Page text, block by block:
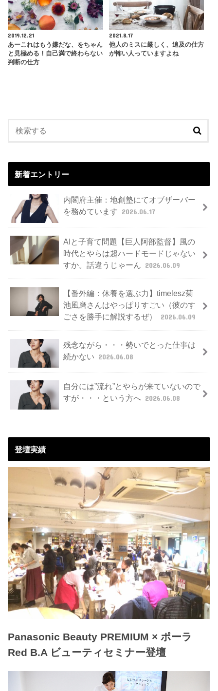
2019.12.21
あーこれはもう嫌だな、をちゃん
と見極める！自己満で終わらない
判断の仕方
2021.8.17
他人のミスに厳しく、追及の仕方
が怖い人っていますよね
新着エントリー
内閣府主催：地創塾にてオブザーバー
を務めています 2026.06.17
AIと子育て問題【巨人阿部監督】風の
時代とやらは超ハードモードじゃない
すか。話違うじゃーん 2026.06.09
【番外編：休養を選ぶ力】timelesz菊
池風磨さんはやっぱりすごい（彼のす
ごさを勝手に解説するぜ）
2026.06.09
残念ながら・・・勢いでとった仕事は
続かない 2026.06.08
自分には”流れ”とやらが来ていないので
すが・・・という方へ 2026.06.08
登壇実績
Panasonic Beauty PREMIUM × ポーラ
Red B.A ビューティセミナー登壇